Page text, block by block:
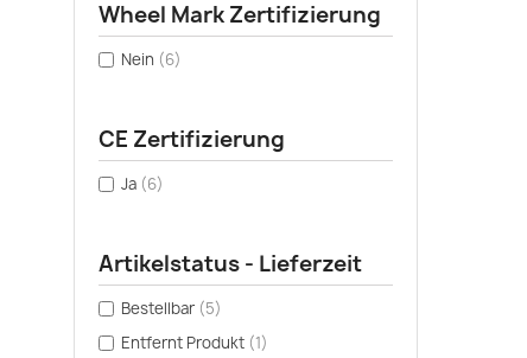
Wheel Mark Zertifizierung
Nein (6)
CE Zertifizierung
Ja (6)
Artikelstatus - Lieferzeit
Bestellbar (5)
Entfernt Produkt (1)